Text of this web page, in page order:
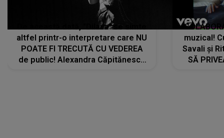
De această dată, "Dilaila" se simte
altfel printr-o interpretare care NU
POATE FI TRECUTĂ CU VEDEREA
de public! Alexandra Căpitănescu
muzical!
Savali și
SĂ